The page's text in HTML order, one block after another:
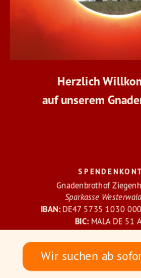
Wir suchen ab
Herzlich
auf unserem
Gnadenbrothof
Sparkasse
IBAN: DE47 5735 1030
BIC: MALA DE 51